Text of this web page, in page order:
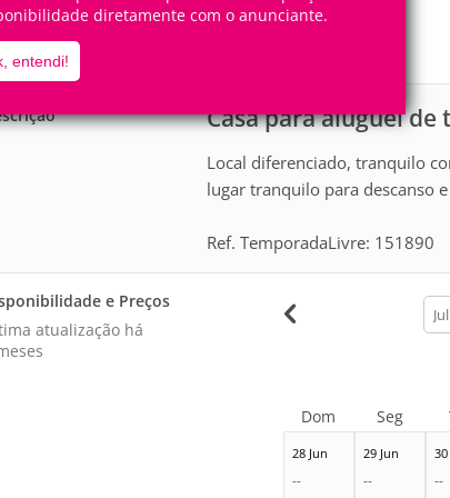
diretamente com o anunciante.
entendi!
4Pessoas 1Quartos
Casa para aluguel
Local diferenciado, tranquilo
lugar tranquilo para descanso
Ref. TemporadaLivre: 151890
e Preços
atualização há
28 Jun
--
29 Jun
--
30
--
Dom Seg